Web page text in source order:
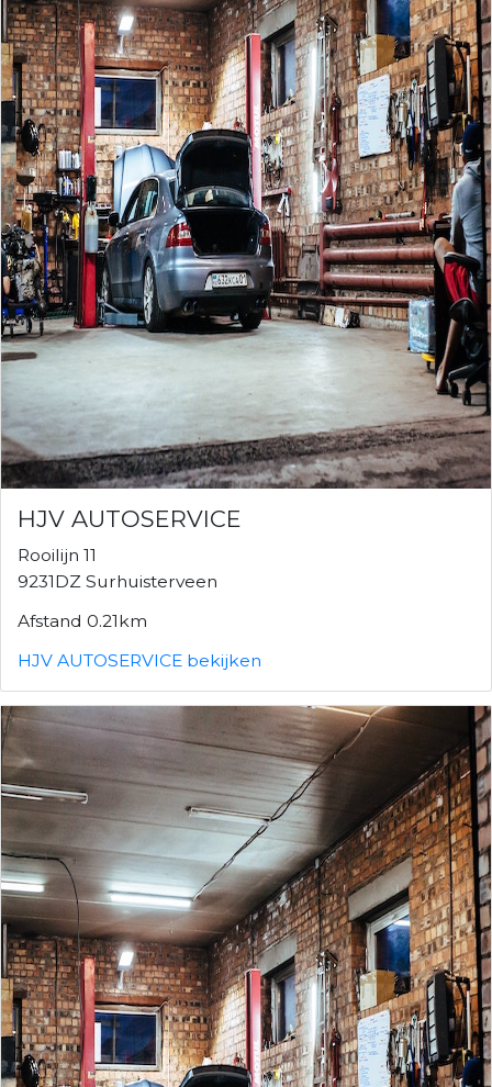
HJV AUTOSERVICE
Rooilijn 11
9231DZ Surhuisterveen
Afstand 0.21km
HJV AUTOSERVICE bekijken